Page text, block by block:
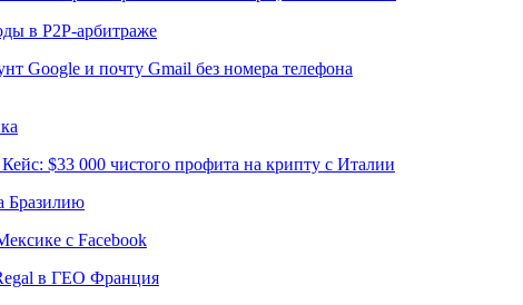
в P2P-арбитраже
Google и почту Gmail без номера телефона
$33 000 чистого профита на крипту с Италии
Бразилию
с Facebook
в ГЕО Франция